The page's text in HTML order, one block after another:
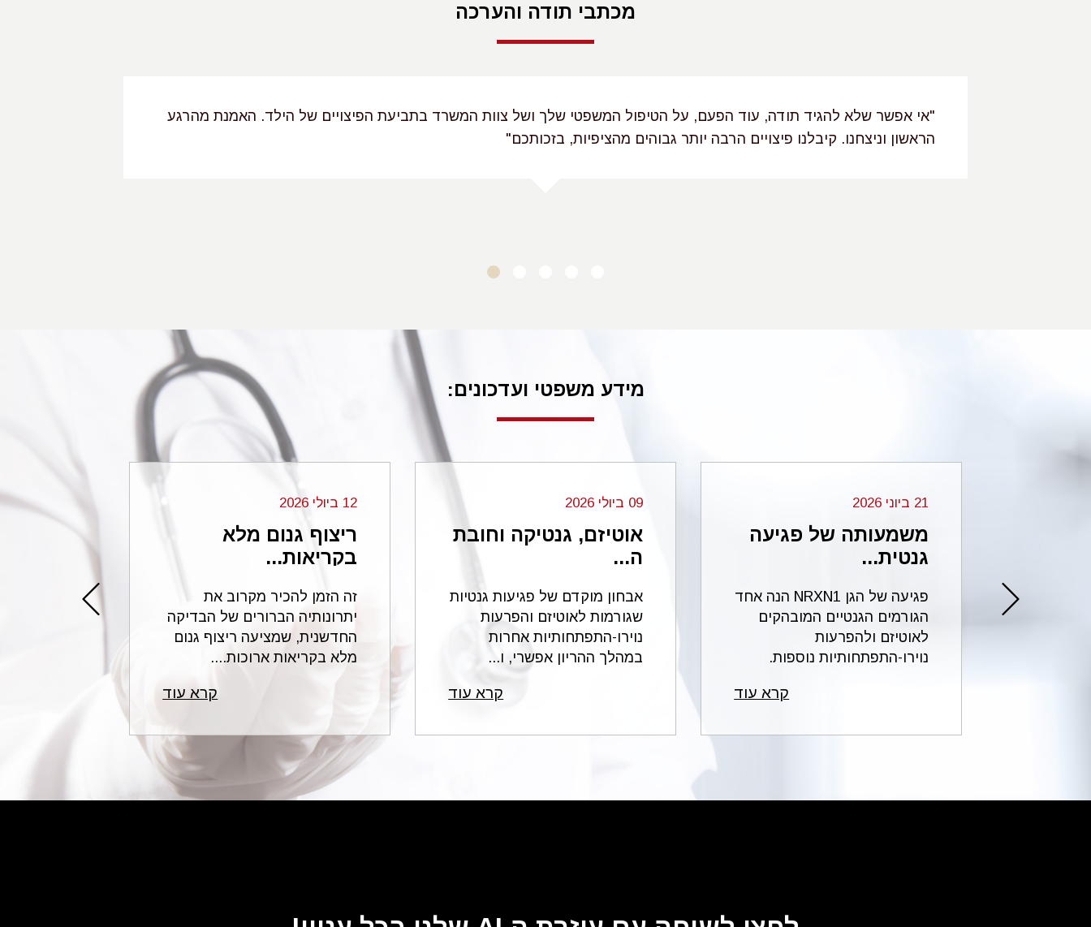
מכתבי תודה והערכה
"אי אפשר שלא להגיד תודה, עוד הפעם, על הטיפול המשפטי שלך ושל צוות המשרד בתביעת הפיצויים של הילד. האמנת מהרגע
הראשון וניצחנו. קיבלנו פיצויים הרבה יותר גבוהים מהציפיות, בזכותכם"
מידע משפטי ועדכונים:
21 ביוני 2026
משמעותה של פגיעה
גנטית...
פגיעה של הגן NRXN1 הנה אחד
הגורמים הגנטיים המובהקים
לאוטיזם ולהפרעות
נוירו-התפתחותיות נוספות.
קרא עוד
09 ביולי 2026
אוטיזם, גנטיקה וחובת
ה...
אבחון מוקדם של פגיעות גנטיות
שגורמות לאוטיזם והפרעות
נוירו-התפתחותיות אחרות
במהלך ההריון אפשרי, ו...
קרא עוד
12 ביולי 2026
ריצוף גנום מלא
בקריאות...
זה הזמן להכיר מקרוב את
יתרונותיה הברורים של הבדיקה
החדשנית, שמציעה ריצוף גנום
מלא בקריאות ארוכות....
קרא עוד